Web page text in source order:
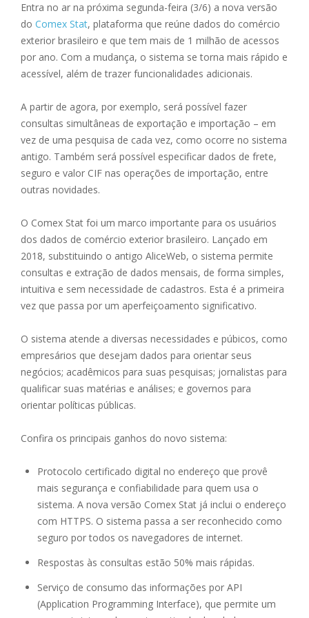
Entra no ar na próxima segunda-feira (3/6) a nova versão
do Comex Stat, plataforma que reúne dados do comércio
exterior brasileiro e que tem mais de 1 milhão de acessos
por ano. Com a mudança, o sistema se torna mais rápido e
acessível, além de trazer funcionalidades adicionais.
A partir de agora, por exemplo, será possível fazer
consultas simultâneas de exportação e importação – em
vez de uma pesquisa de cada vez, como ocorre no sistema
antigo. Também será possível especificar dados de frete,
seguro e valor CIF nas operações de importação, entre
outras novidades.
O Comex Stat foi um marco importante para os usuários
dos dados de comércio exterior brasileiro. Lançado em
2018, substituindo o antigo AliceWeb, o sistema permite
consultas e extração de dados mensais, de forma simples,
intuitiva e sem necessidade de cadastros. Esta é a primeira
vez que passa por um aperfeiçoamento significativo.
O sistema atende a diversas necessidades e púbicos, como
empresários que desejam dados para orientar seus
negócios; acadêmicos para suas pesquisas; jornalistas para
qualificar suas matérias e análises; e governos para
orientar políticas públicas.
Confira os principais ganhos do novo sistema:
Protocolo certificado digital no endereço que provê
mais segurança e confiabilidade para quem usa o
sistema. A nova versão Comex Stat já inclui o endereço
com HTTPS. O sistema passa a ser reconhecido como
seguro por todos os navegadores de internet.
Respostas às consultas estão 50% mais rápidas.
Serviço de consumo das informações por API
(Application Programming Interface), que permite um